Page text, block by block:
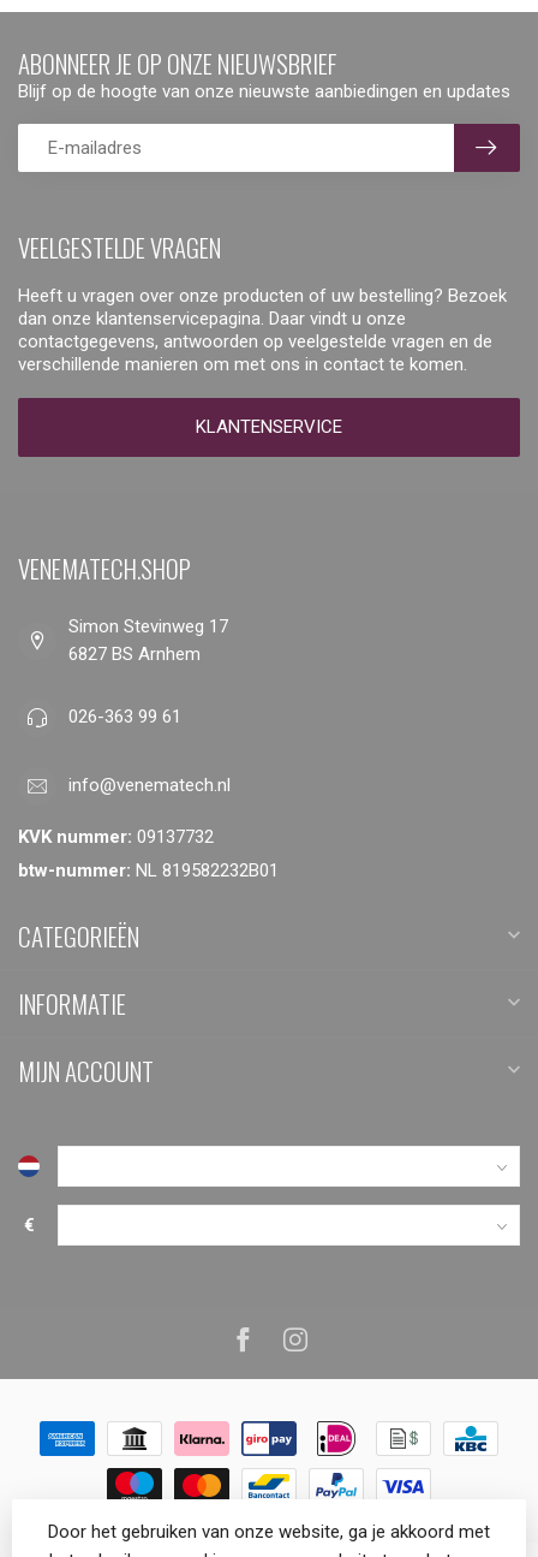
VEELGESTELDE VRAGEN
Heeft u vragen over onze producten of uw bestelling? Bezoek
dan onze klantenservicepagina. Daar vindt u onze
contactgegevens, antwoorden op veelgestelde vragen en de
verschillende manieren om met ons in contact te komen.
KLANTENSERVICE
ABONNEER JE OP ONZE NIEUWSBRIEF
Blijf op de hoogte van onze nieuwste aanbiedingen en updates
VENEMATECH.SHOP
Simon Stevinweg 17
6827 BS Arnhem
026-363 99 61
info@venematech.nl
KVK nummer: 09137732
btw-nummer: NL 819582232B01
CATEGORIEËN
INFORMATIE
MIJN ACCOUNT
€
© Copyright 2026 VenemaTech.shop
Door het gebruiken van onze website, ga je akkoord met